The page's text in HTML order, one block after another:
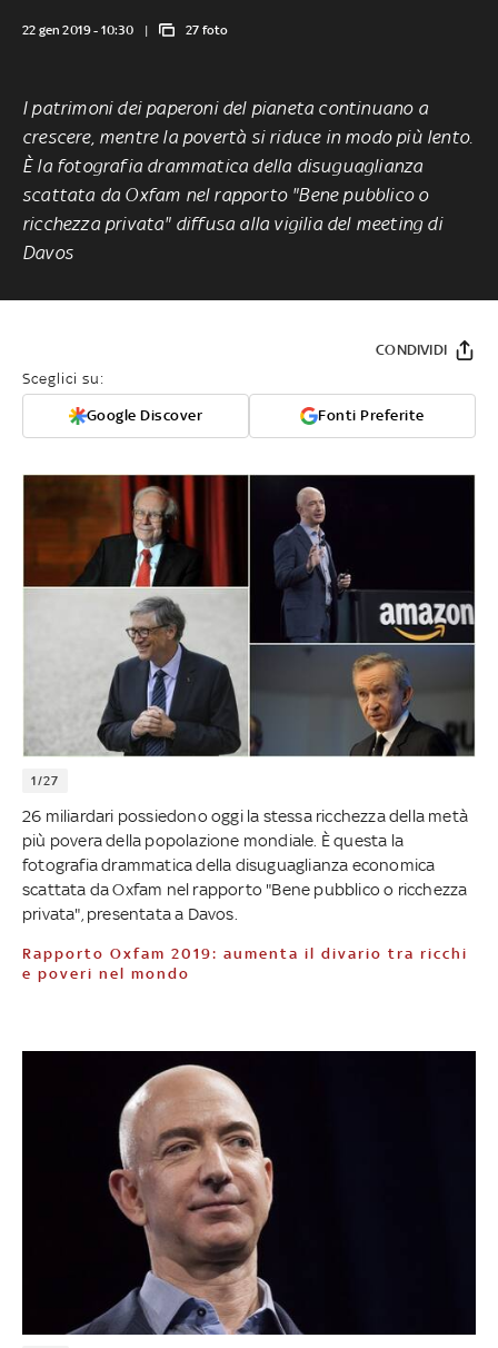
22 gen 2019 - 10:30 27 foto
I patrimoni dei paperoni del pianeta continuano a
crescere, mentre la povertà si riduce in modo più lento.
È la fotografia drammatica della disuguaglianza
scattata da Oxfam nel rapporto "Bene pubblico o
ricchezza privata" diffusa alla vigilia del meeting di
Davos
Sceglici su:
Google Discover Fonti Preferite
CONDIVIDI
1/27
26 miliardari possiedono oggi la stessa ricchezza della metà
più povera della popolazione mondiale. È questa la
fotografia drammatica della disuguaglianza economica
scattata da Oxfam nel rapporto "Bene pubblico o ricchezza
privata", presentata a Davos.
Rapporto Oxfam 2019: aumenta il divario tra ricchi
e poveri nel mondo